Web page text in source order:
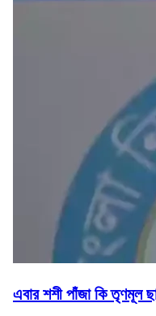
এবার শশী পাঁজা কি তৃণমূল